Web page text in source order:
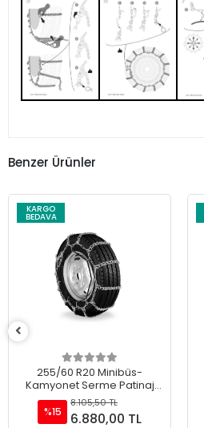
Benzer Ürünler
KARGO
BEDAVA
255/60 R20 Minibüs-
Kamyonet Serme Patinaj
Zinciri - M220
%15
8.105,50 TL
6.880,00 TL